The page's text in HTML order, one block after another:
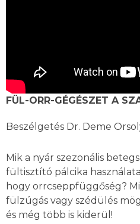
FÜL-ORR-GÉGÉSZET A
Beszélgetés Dr. Deme
Mik a nyár szezonális
fültisztító pálcika
hogy orrcseppfüggőség?
fülzúgás vagy szédülés
és még több is kiderül!